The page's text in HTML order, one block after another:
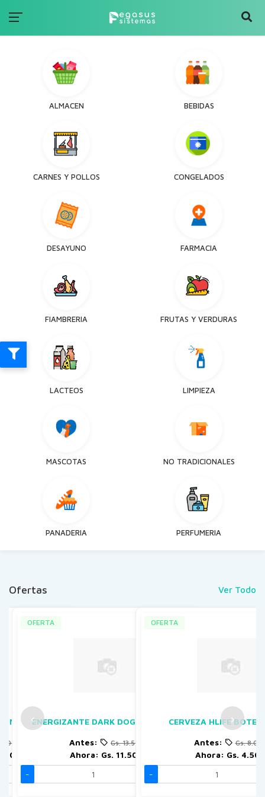
ALMACEN BEBIDAS
CARNES Y POLLOS CONGELADOS
DESAYUNO FARMACIA
FIAMBRERIA FRUTAS Y VERDURAS
LACTEOS LIMPIEZA
MASCOTAS NO TRADICIONALES
PANADERIA PERFUMERIA
Ofertas Ver Todo
ML
OFERTA
ENERGIZANTE DARK DOG 24x330 ML
Antes: Gs. 13.500
Ahora: Gs. 11.500
-
OFERTA
CERVEZA HLIFE
Antes: Gs.
Ahora: Gs.
-
‹ ›